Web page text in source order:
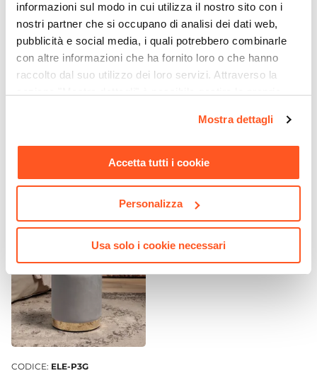
informazioni sul modo in cui utilizza il nostro sito con i
nostri partner che si occupano di analisi dei dati web,
pubblicità e social media, i quali potrebbero combinarle
con altre informazioni che ha fornito loro o che hanno
raccolto dal suo utilizzo dei loro servizi. Attraverso la
momento. Per maggiori informazioni si invita a leggere la
Mostra dettagli
Accetta tutti i cookie
Personalizza
Usa solo i cookie necessari
elementi d’arredo
sono pensate per te
Riepilogo Caratteristiche
Serie
Forma Base
Dimensioni
Altezza
48 cm
Materiale Gambe
Rubber wood
Materiale
Ti suggeriamo anche
CODICE: ELE-P3G